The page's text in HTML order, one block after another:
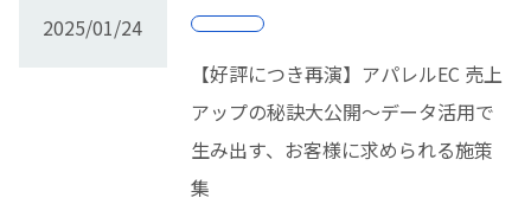
2025/01/24
【好評につき再演】アパレルEC 売上
アップの秘訣大公開〜データ活用で
生み出す、お客様に求められる施策
集